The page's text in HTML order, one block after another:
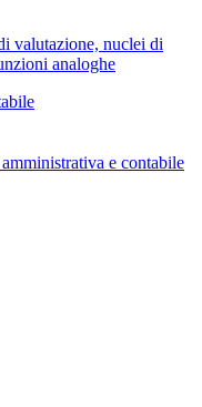
valutazione, nuclei di
analoghe
e contabile